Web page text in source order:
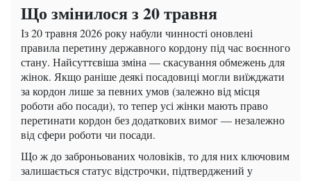
Що змінилося з 20 травня
Із 20 травня 2026 року набули чинності оновлені
правила перетину державного кордону під час воєнного
стану. Найсуттєвіша зміна — скасування обмежень для
жінок. Якщо раніше деякі посадовиці могли виїжджати
за кордон лише за певних умов (залежно від місця
роботи або посади), то тепер усі жінки мають право
перетинати кордон без додаткових вимог — незалежно
від сфери роботи чи посади.
Що ж до заброньованих чоловіків, то для них ключовим
залишається статус відстрочки, підтверджений у